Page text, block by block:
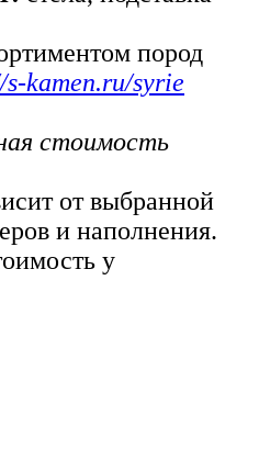
пород
kamen.ru/syrie
стоимость
от выбранной
и наполнения.
у